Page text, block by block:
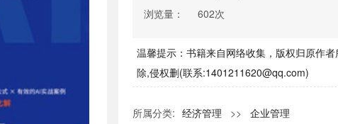
浏览量：
602次
温馨提示：书籍来自网络收集，版权归原作
除,侵权删(联系:1401211620@qq.com)
所属分类: 经济管理 >> 企业管理